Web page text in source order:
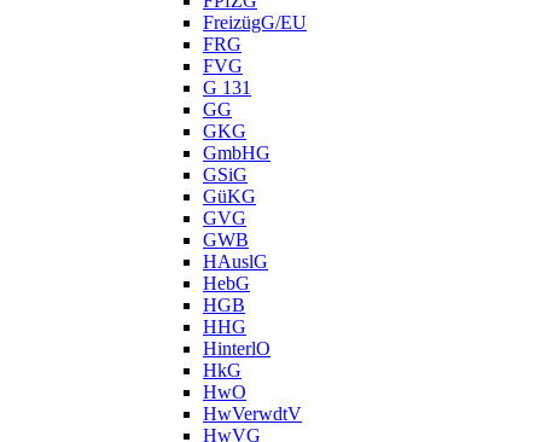
FreizügG/EU
FRG
FVG
G 131
GG
GKG
GmbHG
GSiG
GüKG
GVG
GWB
HAuslG
HebG
HGB
HHG
HinterlO
HkG
HwO
HwVerwdtV
HwVG